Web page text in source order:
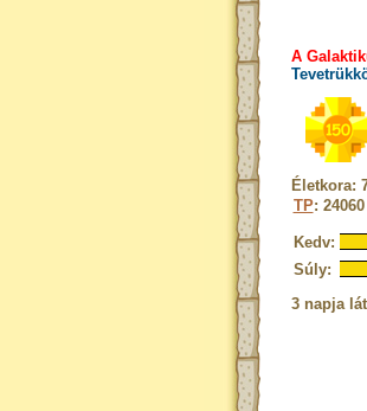
A
Életkora:
TP:
Kedv:
Súly:
3 napja